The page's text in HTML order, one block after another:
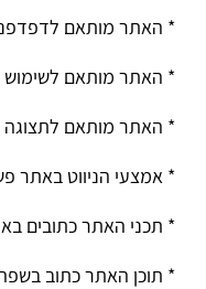
* האתר מותאם
* האתר מותאם לשימוש
* האתר מותאם לתצוגה
* אמצעי הניווט באתר
* תכני האתר כתובים
* תוכן האתר כתוב